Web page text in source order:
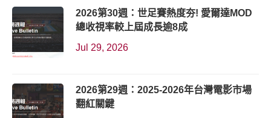
2026第30週：世足賽熱度夯! 愛爾達MOD
總收視率較上屆成長逾8成
Jul 29, 2026
2026第29週：2025-2026年台灣電影市場
翻紅關鍵